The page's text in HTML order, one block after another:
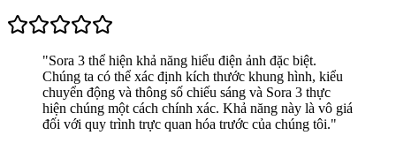
"Sora 3 thể hiện khả năng hiểu điện ảnh đặc biệt.
Chúng ta có thể xác định kích thước khung hình, kiểu
chuyển động và thông số chiếu sáng và Sora 3 thực
hiện chúng một cách chính xác. Khả năng này là vô giá
đối với quy trình trực quan hóa trước của chúng tôi."